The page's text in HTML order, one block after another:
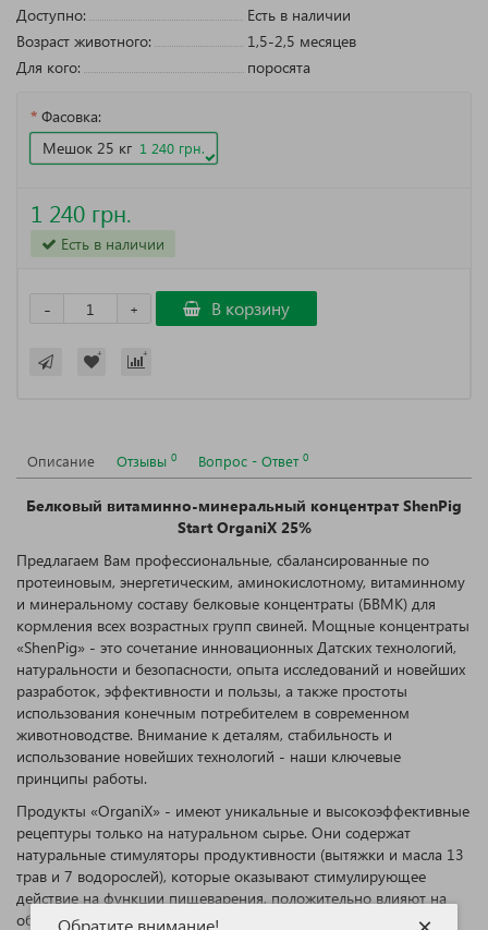
Обратите внимание!
Доступно:
Есть в наличии
Возраст животного:
1,5-2,5 месяцев
Для кого:
поросята
Фасовка:
Мешок 25 кг 1 240 грн.
1 240 грн.
Есть в наличии
+
- В корзину
Описание Отзывы 0 Вопрос - Ответ 0
Белковый витаминно-минеральный концентрат ShenPig
Start OrganiХ 25%
Предлагаем Вам профессиональные, сбалансированные по
протеиновым, энергетическим, аминокислотному, витаминному
и минеральному составу белковые концентраты (БВМК) для
кормления всех возрастных групп свиней. Мощные концентраты
«ShenPig» - это сочетание инновационных Датских технологий,
натуральности и безопасности, опыта исследований и новейших
разработок, эффективности и пользы, а также простоты
использования конечным потребителем в современном
животноводстве. Внимание к деталям, стабильность и
использование новейших технологий - наши ключевые
принципы работы.
Продукты «OrganiХ» - имеют уникальные и высокоэффективные
рецептуры только на натуральном сырье. Они содержат
натуральные стимуляторы продуктивности (вытяжки и масла 13
трав и 7 водорослей), которые оказывают стимулирующее
действие на функции пищеварения, положительно влияют на
обмен веществ, обладают дезинфицирующим и